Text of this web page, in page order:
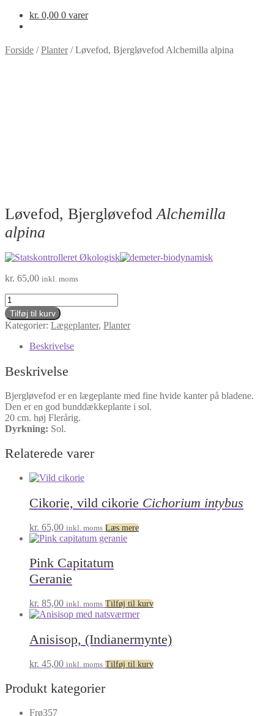
kr. 0,00 0 varer
Forside /Planter/Løvefod, Bjergløvefod Alchemilla alpina
Løvefod, BjergløvefodAlchemilla
alpina
kr. 65,00 inkl. moms
Løvefod,
Bjergløvefod
Alchemilla
alpina
antal
Tilføj til kurv
Kategorier: Lægeplanter, Planter
Beskrivelse
Beskrivelse
Bjergløvefod er en lægeplante med fine hvide kanter på bladene.
Den er en god bunddækkeplante i sol.
20 cm. høj Flerårig.
Dyrkning: Sol.
Relaterede varer
Cikorie, vild cikorie Cichorium intybus
kr. 65,00 inkl. moms Læs mere
Pink Capitatum
Geranie
kr. 85,00 inkl. moms Tilføj til kurv
Anisisop, (Indianermynte)
kr. 45,00 inkl. moms Tilføj til kurv
Produkt kategorier
Frø357357